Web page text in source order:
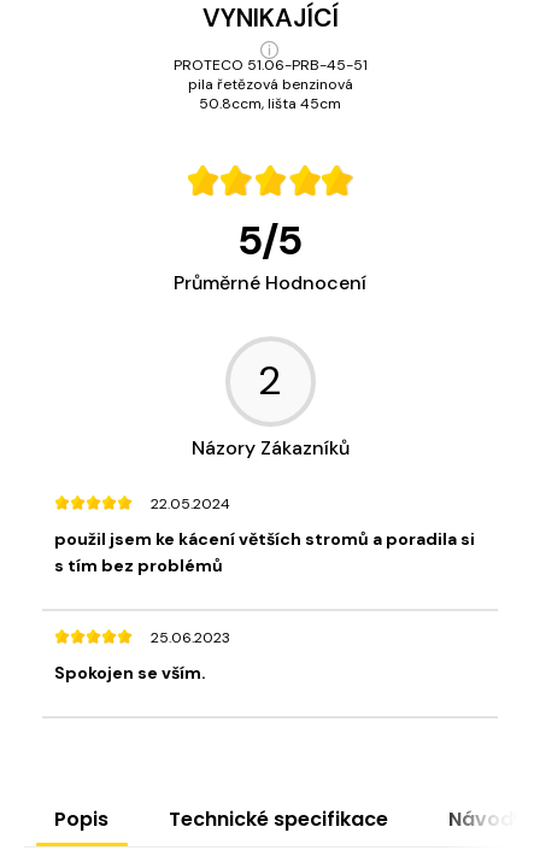
VYNIKAJÍCÍ
PROTECO 51.06-PRB-45-51
pila řetězová benzinová
50.8ccm, lišta 45cm
5/5
Průměrné Hodnocení
2
Názory Zákazníků
22.05.2024
použil jsem ke kácení větších stromů a poradila si
s tím bez problémů
25.06.2023
Spokojen se vším.
Popis Technické specifikace Návody